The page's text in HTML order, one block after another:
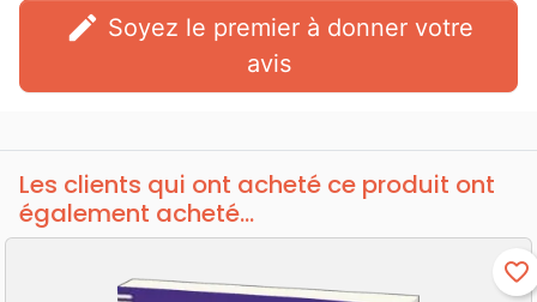
edit
avis
Les clients qui ont acheté ce produit ont
également acheté...
favorite_border